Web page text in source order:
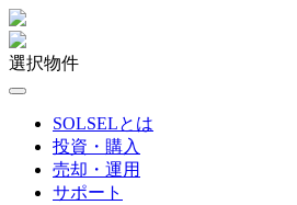
選択物件
SOLSELとは
投資・購入
売却・運用
サポート